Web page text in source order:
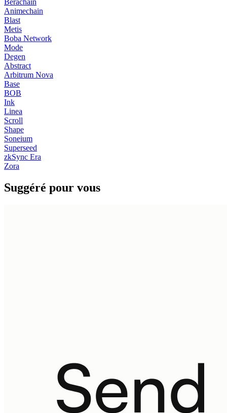
Animechain
Blast
Metis
Boba Network
Mode
Degen
Abstract
Arbitrum Nova
Base
BOB
Ink
Linea
Scroll
Shape
Soneium
Superseed
zkSync Era
Zora
Suggéré pour vous